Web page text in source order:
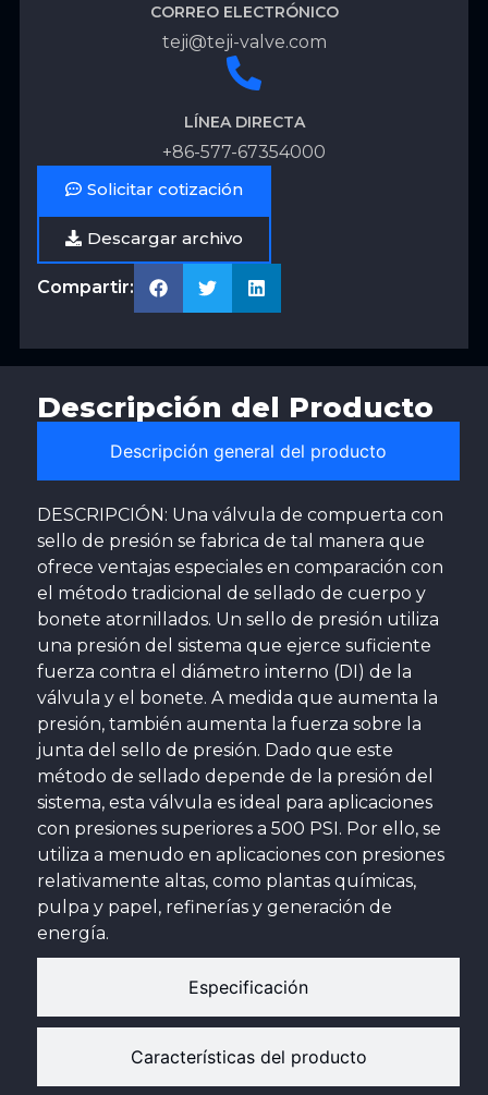
CORREO ELECTRÓNICO
teji@teji-valve.com
LÍNEA DIRECTA
+86-577-67354000
Solicitar cotización
Descargar archivo
Compartir:
Descripción del Producto
Descripción general del producto
Especificación
Características del producto
DESCRIPCIÓN: Una válvula de compuerta con
sello de presión se fabrica de tal manera que
ofrece ventajas especiales en comparación con
el método tradicional de sellado de cuerpo y
bonete atornillados. Un sello de presión utiliza
una presión del sistema que ejerce suficiente
fuerza contra el diámetro interno (DI) de la
válvula y el bonete. A medida que aumenta la
presión, también aumenta la fuerza sobre la
junta del sello de presión. Dado que este
método de sellado depende de la presión del
sistema, esta válvula es ideal para aplicaciones
con presiones superiores a 500 PSI. Por ello, se
utiliza a menudo en aplicaciones con presiones
relativamente altas, como plantas químicas,
pulpa y papel, refinerías y generación de
energía.